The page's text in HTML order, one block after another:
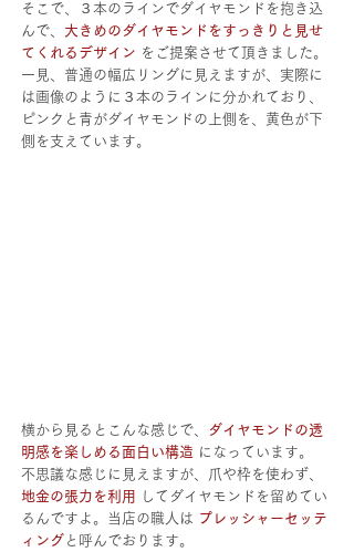
そこで、３本のラインでダイヤモンドを抱き込
んで、 大きめのダイヤモンドをすっきりと見せ
てくれるデザイン をご提案させて頂きました。
一見、普通の幅広リングに見えますが、実際に
は画像のように３本のラインに分かれており、
ピンクと青がダイヤモンドの上側を、黄色が下
側を支えています。
横から見るとこんな感じで、
ダイヤモンドの透
明感を楽しめる面白い構造 になっています。
不思議な感じに見えますが、爪や枠を使わず、
地金の張力を利用
してダイヤモンドを留めてい
るんですよ。当店の職人は プレッシャーセッテ
ィング と呼んでおります。